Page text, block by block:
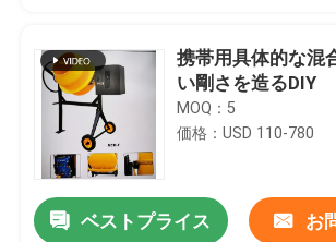
携帯用具体的な混
い剛さを造るDIY
MOQ：5
価格：USD 110-780
ベストプライス お